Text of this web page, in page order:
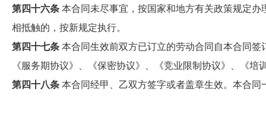
第四十六条 本合同未尽事宜，按国家和地方有关政策规定
相抵触的，按新规定执行。
第四十七条 本合同生效前双方已订立的劳动合同自本合同
《服务期协议》、《保密协议》、《竞业限制协议》、《
第四十八条 本合同经甲、乙双方签字或者盖章生效。本合